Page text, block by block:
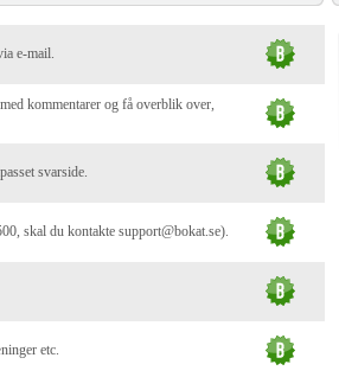
e-mail.
kommentarer og få overblik over,
svarside.
skal du kontakte support@bokat.se).
etc.